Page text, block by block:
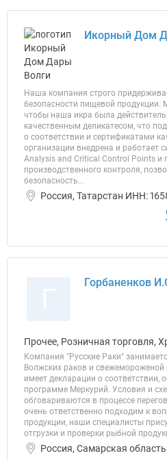
Икорный Дом
Наша компания строго
безопасности пищевой продукции.
чтобы наша икра была
качественным деликатесом, что
о соответствии и сертификатами
организации внедрена и работает
Analysis and Critical Control Points и
производственного контроля,
безопасность...
Россия, Татарстан ИНН:
Горбаненков
Прочее, Розничная торговля,
Компания "Русские Раки"
Волжских раков и
имеет декларации о соответствии,
программе Меркурий. Условия и
обговариваются в процессе
очень ответственно подходим к
продукции, наши специалисты
отгрузки и проверки рыбной
Россия, Самарская